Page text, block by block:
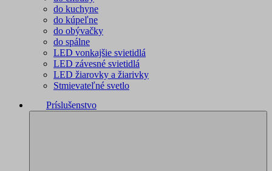
do kuchyne
do kúpeľne
do obývačky
do spálne
LED vonkajšie svietidlá
LED závesné svietidlá
LED žiarovky a žiarivky
Stmievateľné svetlo
Príslušenstvo